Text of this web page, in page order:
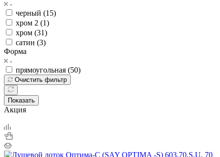
черный (15)
хром 2 (1)
хром (31)
сатин (3)
Форма
прямоугольная (50)
Очистить фильтр
Показать
Акция